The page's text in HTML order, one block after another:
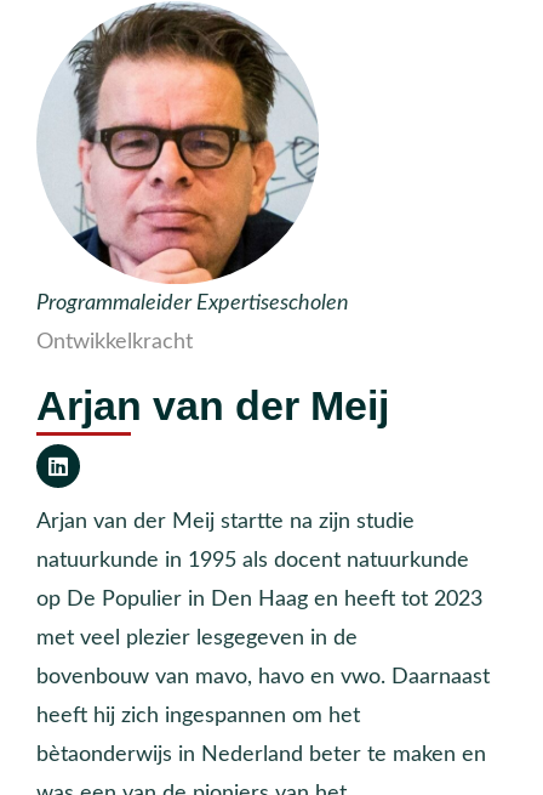
Programmaleider Expertisescholen
Ontwikkelkracht
Arjan van der Meij
Arjan van der Meij startte na zijn studie
natuurkunde in 1995 als docent natuurkunde
op De Populier in Den Haag en heeft tot 2023
met veel plezier lesgegeven in de
bovenbouw van mavo, havo en vwo. Daarnaast
heeft hij zich ingespannen om het
bètaonderwijs in Nederland beter te maken en